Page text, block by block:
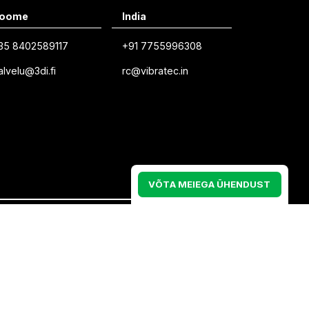
VÕTA MEIEGA ÜHENDUST
Norwegian
French
8402589117
India
+91 7755996308
rc@vibratec.in